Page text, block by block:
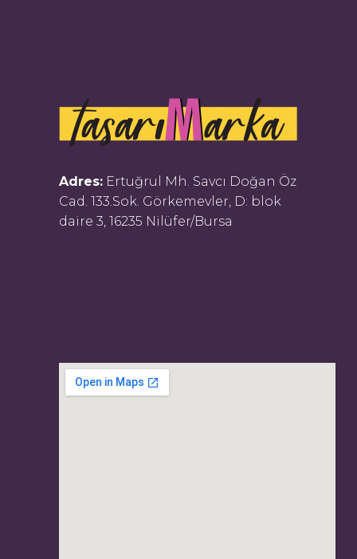
Adres: Ertuğrul Mh. Savcı Doğan Öz
Cad. 133.Sok. Görkemevler, D: blok
daire 3, 16235 Nilüfer/Bursa